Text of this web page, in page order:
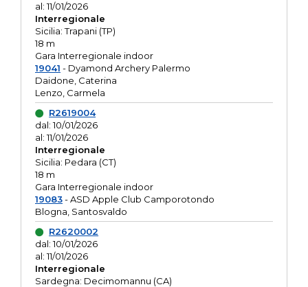
al: 11/01/2026
Interregionale
Sicilia: Trapani (TP)
18 m
Gara Interregionale indoor
19041 - Dyamond Archery Palermo
Daidone, Caterina
Lenzo, Carmela
R2619004
dal: 10/01/2026
al: 11/01/2026
Interregionale
Sicilia: Pedara (CT)
18 m
Gara Interregionale indoor
19083- ASD Apple Club Camporotondo
Blogna, Santosvaldo
R2620002
dal: 10/01/2026
al: 11/01/2026
Interregionale
Sardegna: Decimomannu (CA)